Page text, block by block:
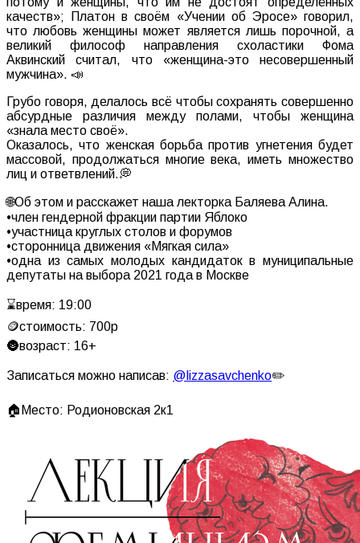
качеств»; Платон в своём «Учении об Эросе» говорил,
что любовь женщины может является лишь порочной, а
великий философ направления схоластики Фома
Аквинский считал, что «женщина-это несовершенный
мужчина». 📣
Грубо говоря, делалось всё чтобы сохранять совершенно
абсурдные различия между полами, чтобы женщина
«знала место своё».
Оказалось, что женская борьба против угнетения будет
массовой, продолжаться многие века, иметь множество
лиц и ответвлений.💭
🌐Об этом и расскажет наша лекторка Баляева Алина.
•член гендерной фракции партии Яблоко
•участница круглых столов и форумов
•сторонница движения «Мягкая сила»
•одна из самых молодых кандидаток в муниципальные
депутаты на выбора 2021 года в Москве
⌛️время: 19:00
🪙стоимость: 700р
🌚возраст: 16+
Записаться можно написав: @lizzasavchenko✏️
🏠Место: Родионовская 2к1